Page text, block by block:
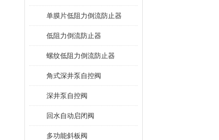
单膜片低阻力倒流防止器
低阻力倒流防止器
螺纹低阻力倒流防止器
角式深井泵自控阀
深井泵自控阀
回水自动启闭阀
多功能斜板阀